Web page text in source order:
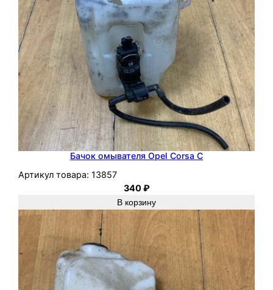
Бачок омывателя Opel Corsa C
Артикул товара: 13857
340₽
В корзину